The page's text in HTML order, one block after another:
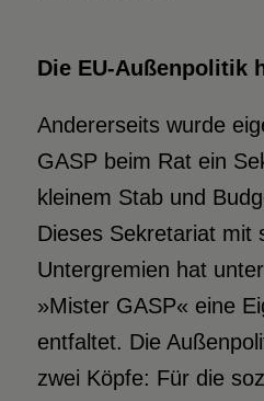
Die EU-Außenpolitik
Andererseits wurde
GASP beim Rat ein
kleinem Stab und
Dieses Sekretariat mit
Untergremien hat
»Mister GASP« eine
entfaltet. Die
zwei Köpfe: Für die